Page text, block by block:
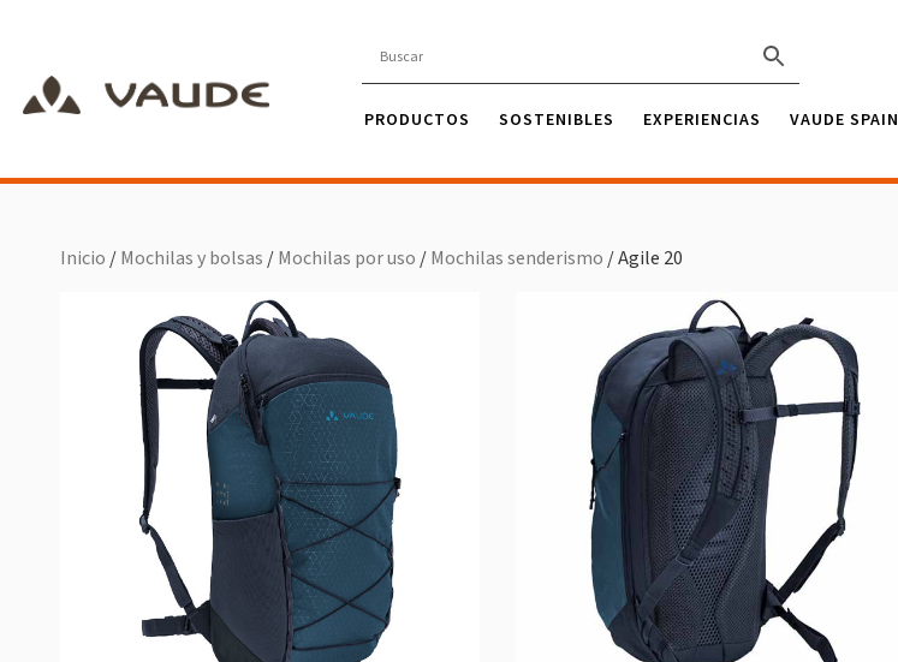
PRODUCTOS SOSTENIBLES EXPERIENCIAS VAUDE SPAIN
Inicio/Mochilas y bolsas/Mochilas por uso/Mochilas senderismo/ Agile 20